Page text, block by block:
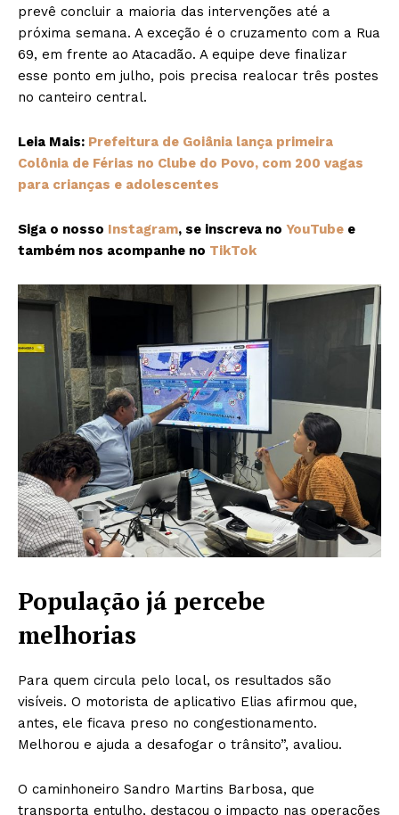
prevê concluir a maioria das intervenções até a
próxima semana. A exceção é o cruzamento com a Rua
69, em frente ao Atacadão. A equipe deve finalizar
esse ponto em julho, pois precisa realocar três postes
no canteiro central.
Leia Mais: Prefeitura de Goiânia lança primeira
Colônia de Férias no Clube do Povo, com 200 vagas
para crianças e adolescentes
Siga o nosso Instagram, se inscreva no YouTube e
também nos acompanhe no TikTok
População já percebe
melhorias
Para quem circula pelo local, os resultados são
visíveis. O motorista de aplicativo Elias afirmou que,
antes, ele ficava preso no congestionamento.
Melhorou e ajuda a desafogar o trânsito”, avaliou.
O caminhoneiro Sandro Martins Barbosa, que
transporta entulho, destacou o impacto nas operações